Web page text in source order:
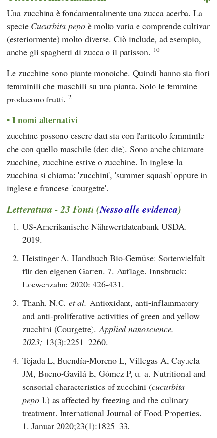
Una zucchina è fondamentalmente una zucca acerba. La
specie Cucurbita pepoè molto varia e comprende cultivar
(esteriormente) molto diverse. Ciò include, ad esempio,
anche gli spaghetti di zucca o il patisson. 10
Le zucchine sono piante monoiche. Quindi hanno sia fiori
femminili che maschili su una pianta. Solo le femmine
producono frutti.2
I nomi alternativi
zucchine possono essere dati sia con l'articolo femminile
che con quello maschile (der, die). Sono anche chiamate
zucchine, zucchine estive o zucchine. In inglese la
zucchina si chiama: 'zucchini', 'summer squash' oppure in
inglese e francese 'courgette'.
Letteratura - 23 Fonti (Nesso alle evidenca)
1. US-Amerikanische Nährwertdatenbank USDA.
2019.
2. Heistinger A. Handbuch Bio-Gemüse: Sortenvielfalt
für den eigenen Garten. 7. Auflage. Innsbruck:
Loewenzahn: 2020: 426-431.
3. Thanh, N.C.et al. Antioxidant, anti-inflammatory
and anti-proliferative activities of green and yellow
zucchini (Courgette).Applied nanoscience.
2023; 13(3):2251–2260.
4. Tejada L, Buendía-Moreno L, Villegas A, Cayuela
JM, Bueno-Gavilá E, Gómez P, u. a. Nutritional and
sensorial characteristics of zucchini (cucurbita
pepol.) as affected by freezing and the culinary
treatment. International Journal of Food Properties.
1. Januar 2020;23(1):1825–33.